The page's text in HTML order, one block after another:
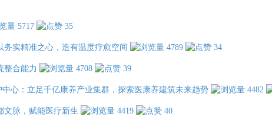
5717 35
实精准之心，造有温度疗愈空间 4789 34
整合能力 4708 39
心：立足千亿康养产业集群，探索医康养建筑未来趋势 4482
文脉，赋能医疗新生 4419 40